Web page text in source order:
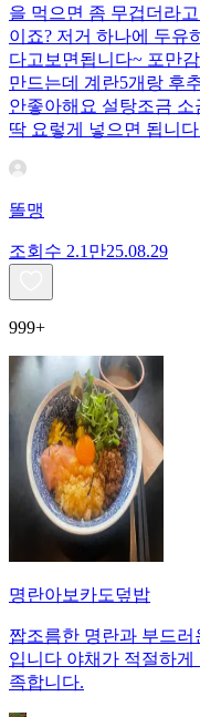
을 먹으면 좀 무겁더라
이죠? 저거 하나에 두유
다고보면됩니다~ 포만
만드는데 계란5개랑 후
안좋아해요 설탕조금
딱 요렇게 넣으면 됩니
똘맹
조회수 2.1만25.08.29
999+
명란아보카도덮밥
짭조름한 명란과 부드
입니다 야채가 적절하
족합니다.